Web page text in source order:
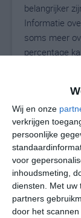
Wij en onze
verkrijgen
persoonlijke
voor
inhoudsmeting,
diensten.
Met uw
partners
door het
belangrijker
Informatie
soms meer
percentage
uitgebreide
undefined